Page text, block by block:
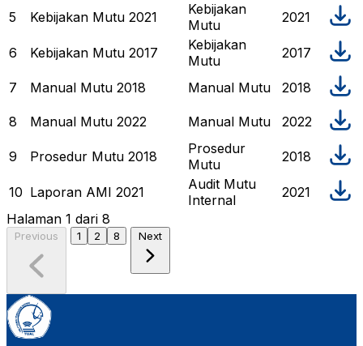
5 Kebijakan Mutu 2021
Kebijakan
Mutu
2021
6 Kebijakan Mutu 2017
Kebijakan
Mutu
2017
7 Manual Mutu 2018 Manual Mutu 2018
8 Manual Mutu 2022 Manual Mutu 2022
9 Prosedur Mutu 2018
Prosedur
Mutu
2018
10 Laporan AMI 2021
Audit Mutu
Internal
2021
Halaman 1 dari 8
Previous 1 2 8 Next